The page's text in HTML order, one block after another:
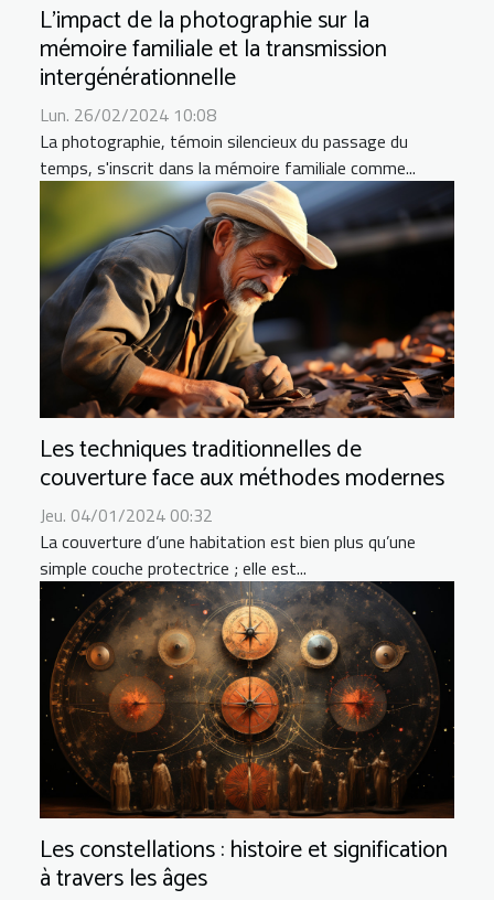
L'impact de la photographie sur la
mémoire familiale et la transmission
intergénérationnelle
Lun. 26/02/2024 10:08
La photographie, témoin silencieux du passage du
temps, s'inscrit dans la mémoire familiale comme...
Les techniques traditionnelles de
couverture face aux méthodes modernes
Jeu. 04/01/2024 00:32
La couverture d’une habitation est bien plus qu’une
simple couche protectrice ; elle est...
Les constellations : histoire et signification
à travers les âges